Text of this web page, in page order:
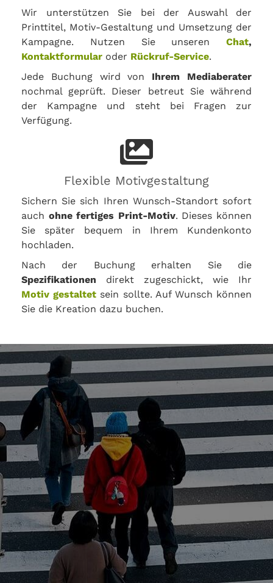
Wir unterstützen Sie bei der Auswahl der
Printtitel, Motiv-Gestaltung und Umsetzung der
Kampagne. Nutzen Sie unseren Chat,
Kontaktformular oder Rückruf-Service.
Jede Buchung wird von Ihrem Mediaberater
nochmal geprüft. Dieser betreut Sie während
der Kampagne und steht bei Fragen zur
Verfügung.
Flexible Motivgestaltung
Sichern Sie sich Ihren Wunsch-Standort sofort
auch ohne fertiges Print-Motiv. Dieses können
Sie später bequem in Ihrem Kundenkonto
hochladen.
Nach der Buchung erhalten Sie die
Spezifikationen direkt zugeschickt, wie Ihr
Motiv gestaltet sein sollte. Auf Wunsch können
Sie die Kreation dazu buchen.